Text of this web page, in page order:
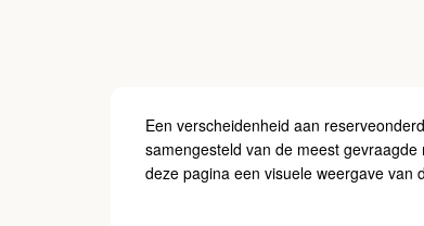
Een verscheidenheid aan
samengesteld van de meest
deze pagina een visuele weergave van